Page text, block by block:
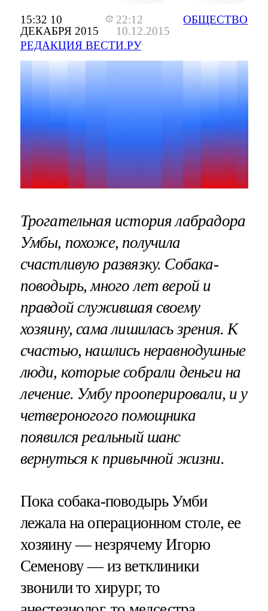
15:32 10
ДЕКАБРЯ 2015
22:12
10.12.2015
РЕДАКЦИЯ ВЕСТИ.РУ
ОБЩЕСТВО
Трогательная история лабрадора
Умбы, похоже, получила
счастливую развязку. Собака-
поводырь, много лет верой и
правдой служившая своему
хозяину, сама лишилась зрения. К
счастью, нашлись неравнодушные
люди, которые собрали деньги на
лечение. Умбу прооперировали, и у
четвероногого помощника
появился реальный шанс
вернуться к привычной жизни.
Пока собака-поводырь Умби
лежала на операционном столе, ее
хозяину — незрячему Игорю
Семенову — из ветклиники
звонили то хирург, то